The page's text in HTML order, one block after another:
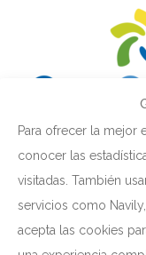
Para ofrecer la mejor
conocer las
visitadas. También
servicios como
acepta las cookies
CATEGORÍAS